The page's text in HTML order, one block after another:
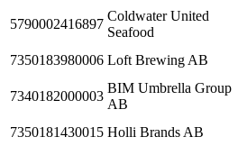
5790002416897
Coldwater United
Seafood
7350183980006 Loft Brewing AB
7340182000003
BIM Umbrella Group
AB
7350181430015 Holli Brands AB